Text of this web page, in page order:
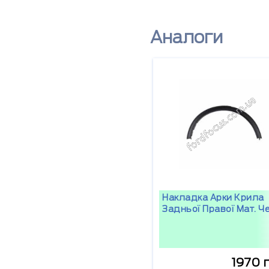
Аналоги
Накладка Арки Крила
Задньої Правої Мат.
1970